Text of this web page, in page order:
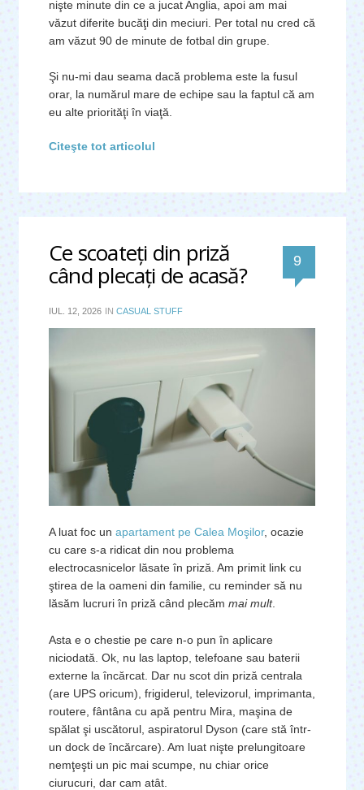
nişte minute din ce a jucat Anglia, apoi am mai
văzut diferite bucăţi din meciuri. Per total nu cred că
am văzut 90 de minute de fotbal din grupe.
Şi nu-mi dau seama dacă problema este la fusul
orar, la numărul mare de echipe sau la faptul că am
eu alte priorităţi în viaţă.
Citeşte tot articolul
Ce scoateţi din priză
când plecaţi de acasă? 9
IUL. 12, 2026 IN CASUAL STUFF
A luat foc un apartament pe Calea Moşilor, ocazie
cu care s-a ridicat din nou problema
electrocasnicelor lăsate în priză. Am primit link cu
ştirea de la oameni din familie, cu reminder să nu
lăsăm lucruri în priză când plecăm mai mult.
Asta e o chestie pe care n-o pun în aplicare
niciodată. Ok, nu las laptop, telefoane sau baterii
externe la încărcat. Dar nu scot din priză centrala
(are UPS oricum), frigiderul, televizorul, imprimanta,
routere, fântâna cu apă pentru Mira, maşina de
spălat şi uscătorul, aspiratorul Dyson (care stă într-
un dock de încărcare). Am luat nişte prelungitoare
nemţeşti un pic mai scumpe, nu chiar orice
ciurucuri, dar cam atât.